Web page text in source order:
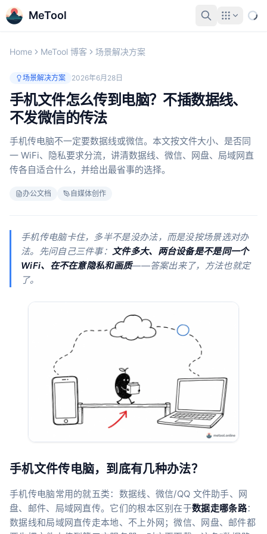
MeTool
Home MeTool 博客 场景解决方案
场景解决方案 2026年6月28日
手机文件怎么传到电脑？不插数据线、
不发微信的传法
手机传电脑不一定要数据线或微信。本文按文件大小、是否同
一 WiFi、隐私要求分流，讲清数据线、微信、网盘、局域网直
传各自适合什么，并给出最省事的选择。
办公文档 自媒体创作
手机传电脑卡住，多半不是没办法，而是没按场景选对办
法。先问自己三件事：文件多大、两台设备是不是同一个
WiFi、在不在意隐私和画质——答案出来了，方法也就定
了。
手机文件传电脑，到底有几种办法？
手机传电脑常用的就五类：数据线、微信/QQ 文件助手、网
盘、邮件、局域网直传。它们的根本区别在于数据走哪条路：
数据线和局域网直传走本地、不上外网；微信、网盘、邮件都